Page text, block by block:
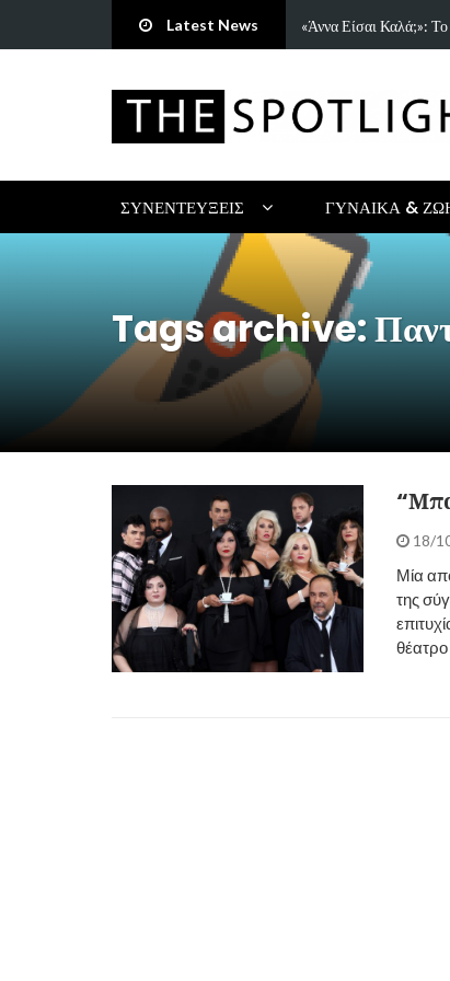
Latest News
Πανανάκη που σπάει τη… 5 Ιδέες & Βιβλία για
ΣΥΝΕΝΤΕΎΞΕΙΣ ΓΥΝΑΊΚΑ &
Tags archive:
18/
Μία
της